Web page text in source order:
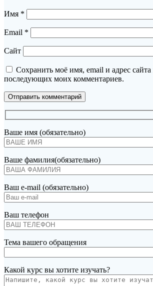
Имя *
Email *
Сайт
Сохранить моё имя, email и адрес сайта
последующих моих комментариев.
Ваше имя (обязательно)
Ваше фамилия(обязательно)
Ваш e-mail (обязательно)
Ваш телефон
Тема вашего обращения
Какой курс вы хотите изучать?